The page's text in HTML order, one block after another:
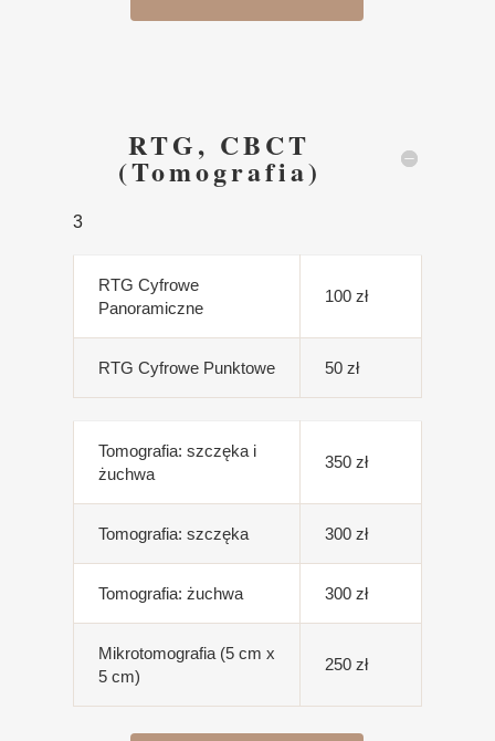
RTG, CBCT
(Tomografia)
3
RTG Cyfrowe
Panoramiczne
100 zł
RTG Cyfrowe Punktowe 50 zł
Tomografia: szczęka i
żuchwa
350 zł
Tomografia: szczęka 300 zł
Tomografia: żuchwa 300 zł
Mikrotomografia (5 cm x
5 cm)
250 zł